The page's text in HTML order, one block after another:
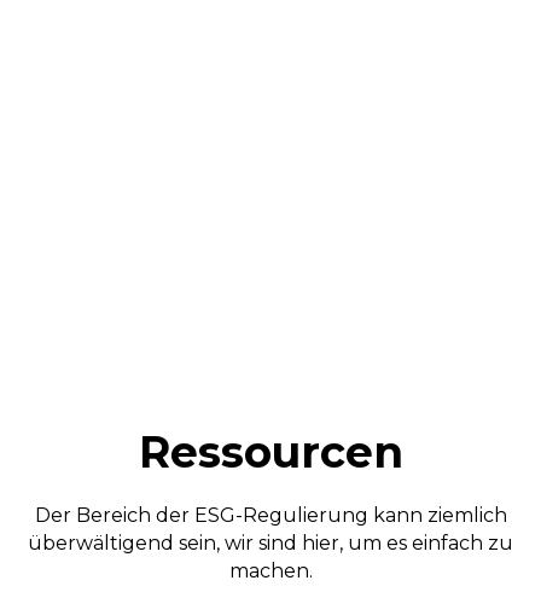
Ressourcen
Der Bereich der ESG-Regulierung kann ziemlich
überwältigend sein, wir sind hier, um es einfach zu
machen.